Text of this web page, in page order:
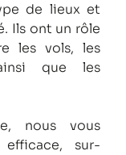
de lieux et
Ils ont un rôle
les vols, les
que les
nous vous
sur-